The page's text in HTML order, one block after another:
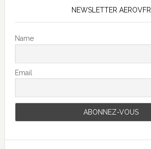
NEWSLETTER AEROVFR
Name
Email